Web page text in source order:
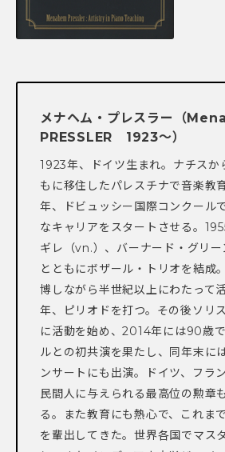
メナヘム・プレスラー（
PRESSLER 1923～）
1923年、ドイツ生まれ。ナチスか
もに移住したパレスチナで音楽教
年、ドビュッシー国際コンクール
なキャリアをスタートさせる。
ギレ（vn.）、バーナード・グリー
とともにボザール・トリオを結成
博しながら半世紀以上にわたって
年、ピリオドを打つ。その後ソリ
に活動を始め、2014年には90歳
ルとの初共演を果たし、同年末に
ンサートにも出演。ドイツ、フラ
民間人に与えられる最高位の勲章
る。また教育にも熱心で、これま
を輩出してきた。世界各国でマス